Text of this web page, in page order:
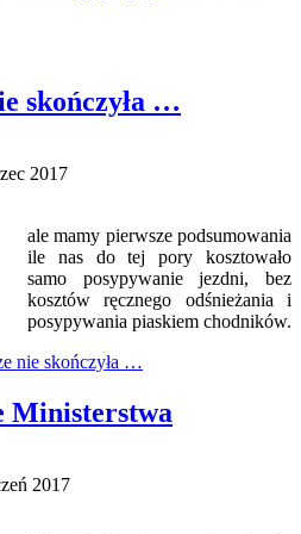
skończyła …
2017
ale mamy pierwsze podsumowania
ile nas do tej pory kosztowało
samo posypywanie jezdni, bez
kosztów ręcznego odśnieżania i
posypywania piaskiem chodników.
nie skończyła …
Ministerstwa
2017